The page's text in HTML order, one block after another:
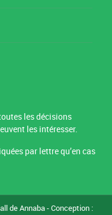
les décisions
les intéresser.
par lettre qu’en cas
de Annaba - Conception :